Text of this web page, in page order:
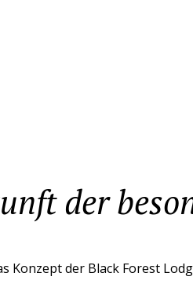
der
Konzept der Black Forest